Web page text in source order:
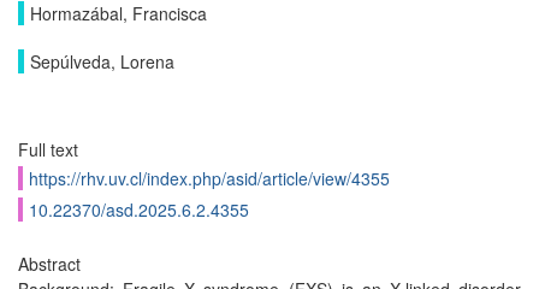
Hormazábal, Francisca
Sepúlveda, Lorena
Full text
https://rhv.uv.cl/index.php/asid/article/view/4355
10.22370/asd.2025.6.2.4355
Abstract